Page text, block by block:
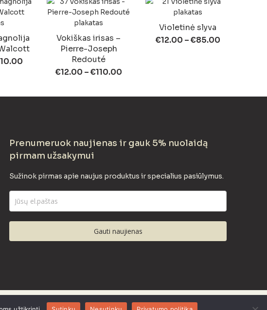
Vokiškas irisas –
Pierre-Joseph
Redouté
€12.00 –€110.00
Violetinė slyva
€12.00 –€85.00
Prenumeruok naujienas ir gauk 5% nuolaidą
pirmam užsakymui
Sužinok pirmas apie naujus produktus ir specialius pasiūlymus.
Gauti naujienas